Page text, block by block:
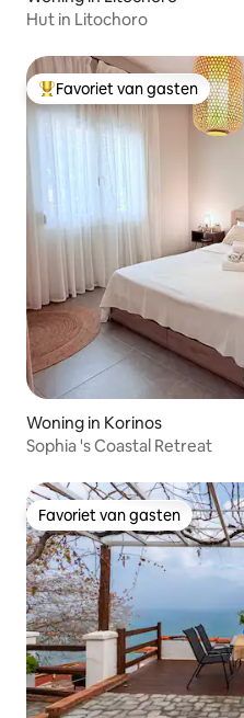
Hut in Litochoro
Topfavoriet van gasten
Favoriet van gasten
Woning in Korinos
Sophia 's Coastal Retreat
Favoriet van gasten
Favoriet van gasten